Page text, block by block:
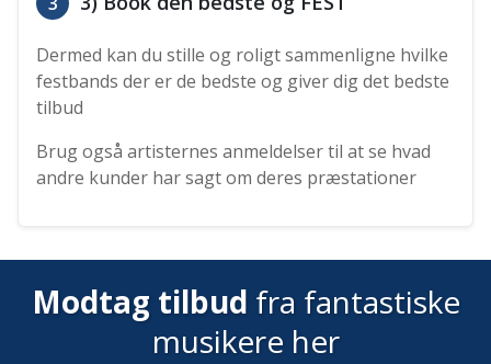
Dermed kan du stille og roligt sammenligne hvilke
festbands der er de bedste og giver dig det bedste
tilbud
Brug også artisternes anmeldelser til at se hvad
andre kunder har sagt om deres præstationer
Modtag tilbud fra fantastiske
musikere her